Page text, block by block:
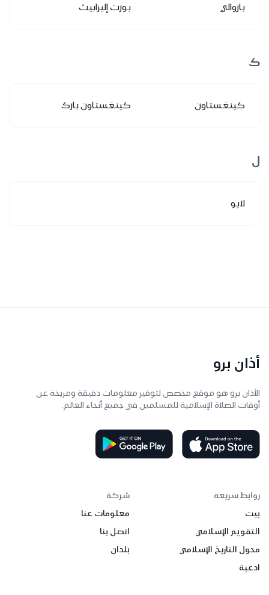
باروالي بورت إليزابيث
ك
كينغستاون كينغستاون بارك
ل
لايو
أذان برو
الأذان برو هو موقع مخصص لتوفير معلومات دقيقة ومريحة عن
أوقات الصلاة الإسلامية للمسلمين في جميع أنحاء العالم.
روابط سريعة
بيت
التقويم الإسلامي
محول التاريخ الإسلامي
ادعية
شركة
معلومات عنا
اتصل بنا
بلدان